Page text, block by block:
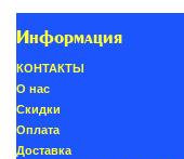
Информация
КОНТАКТЫ
О нас
Скидки
Oплатa
Доставка